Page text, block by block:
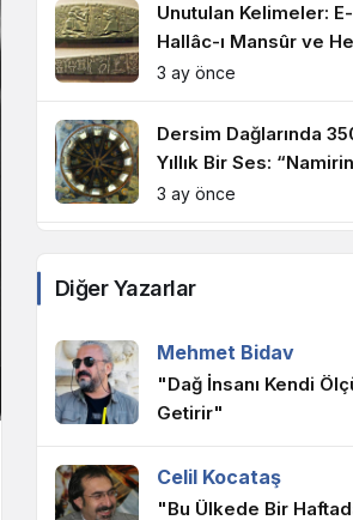
Unutulan Kelimeler:
Hallâc-ı Mansûr ve
Kavramının Subaruca
3 ay önce
Dersim Dağlarında
Yıllık Bir Ses:
3 ay önce
Adları ve Kültürel
Yorum Denemesi
Mezopotamya’dan
Dönen Çığlığın Yankısı
Dersim’in Beyaz
Diğer Yazarlar
Mehmet Bidav
"Dağ İnsanı Kendi
Getirir"
Celil Kocataş
"Bu Ülkede Bir